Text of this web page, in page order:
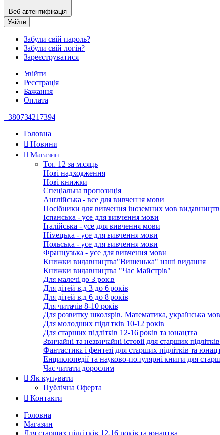
Веб автентифікація
Увійти
Забули свій пароль?
Забули свій логін?
Зареєструватися
Увійти
Реєстрація
Бажання
Оплата
+380734217394
Головна
Новини
Магазин
Топ 12 за місяць
Нові надходження
Нові книжки
Спеціальна пропозиція
Англійська - все для вивчення мови
Посібники для вивчення іноземних мов
Іспанська - усе для вивчення мови
Італійська - усе для вивчення мови
Німецька - усе для вивчення мови
Польська - усе для вивчення мови
Французька - усе для вивчення мови
Книжки видавництва"Вишенька" наші видання
Книжки видавництва "Час Майстрів"
Для малечі до 3 років
Для дітей від 3 до 6 років
Для дітей від 6 до 8 років
Для читачів 8-10 років
Для розвитку школярів. Математика, українська
Для молодших підлітків 10-12 років
Для старших підлітків 12-16 років та юнацтва
Звичайні та незвичайні історіі для cтарших
Фантастика і фентезі для cтарших підлітків та
Енциклопедії та науково-популярні книги для
Час читати дорослим
Як купувати
Публічна Оферта
Контакти
Головна
Магазин
Для старших підлітків 12-16 років та юнацтва